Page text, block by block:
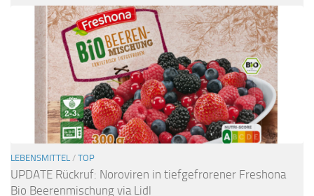
LEBENSMITTEL / TOP
UPDATE Rückruf: Noroviren in tiefgefrorener Freshona
Bio Beerenmischung via Lidl